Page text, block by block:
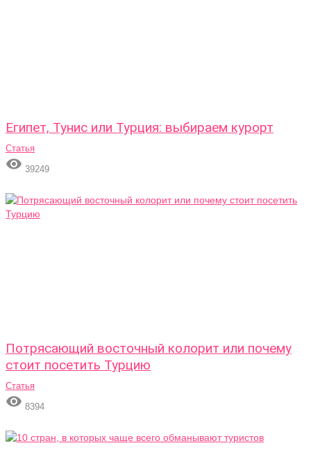
Египет, Тунис или Турция: выбираем курорт
Статья
 39249
Потрясающий восточный колорит или почему
стоит посетить Турцию
Статья
 8394